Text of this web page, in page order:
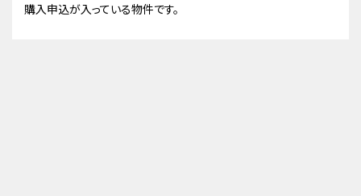
購入申込が入っている物件です。